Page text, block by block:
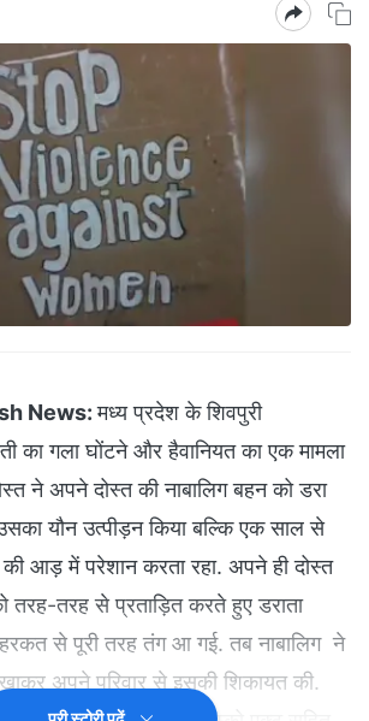
News:मध्य प्रदेश के शिवपुरी
का गला घोंटने और हैवानियत का एक मामला
ने अपने दोस्त की नाबालिग बहन को डरा
यौन उत्पीड़न किया बल्कि एक साल से
की आड़ में परेशान करता रहा. अपने ही दोस्त
तरह-तरह से प्रताड़ित करते हुए डराता
से पूरी तरह तंग आ गई. तब नाबालिग ने
अपने परिवार से इसकी शिकायत की.